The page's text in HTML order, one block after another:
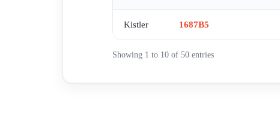
Kistler 1687B5
Showing 1 to 10 of 50 entries